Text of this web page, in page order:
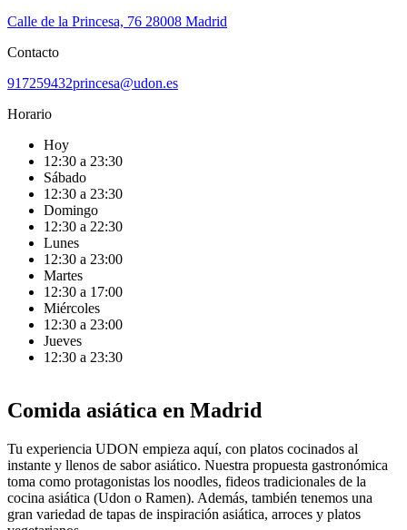
Calle de la Princesa, 76 28008 Madrid
Contacto
917259432princesa@udon.es
Horario
Hoy
12:30 a 23:30
Sábado
12:30 a 23:30
Domingo
12:30 a 22:30
Lunes
12:30 a 23:00
Martes
12:30 a 17:00
Miércoles
12:30 a 23:00
Jueves
12:30 a 23:30
Comida asiática en Madrid
Tu experiencia UDON empieza aquí, con platos cocinados al
instante y llenos de sabor asiático. Nuestra propuesta gastronómica
toma como protagonistas los noodles, fideos tradicionales de la
cocina asiática (Udon o Ramen). Además, también tenemos una
gran variedad de tapas de inspiración asiática, arroces y platos